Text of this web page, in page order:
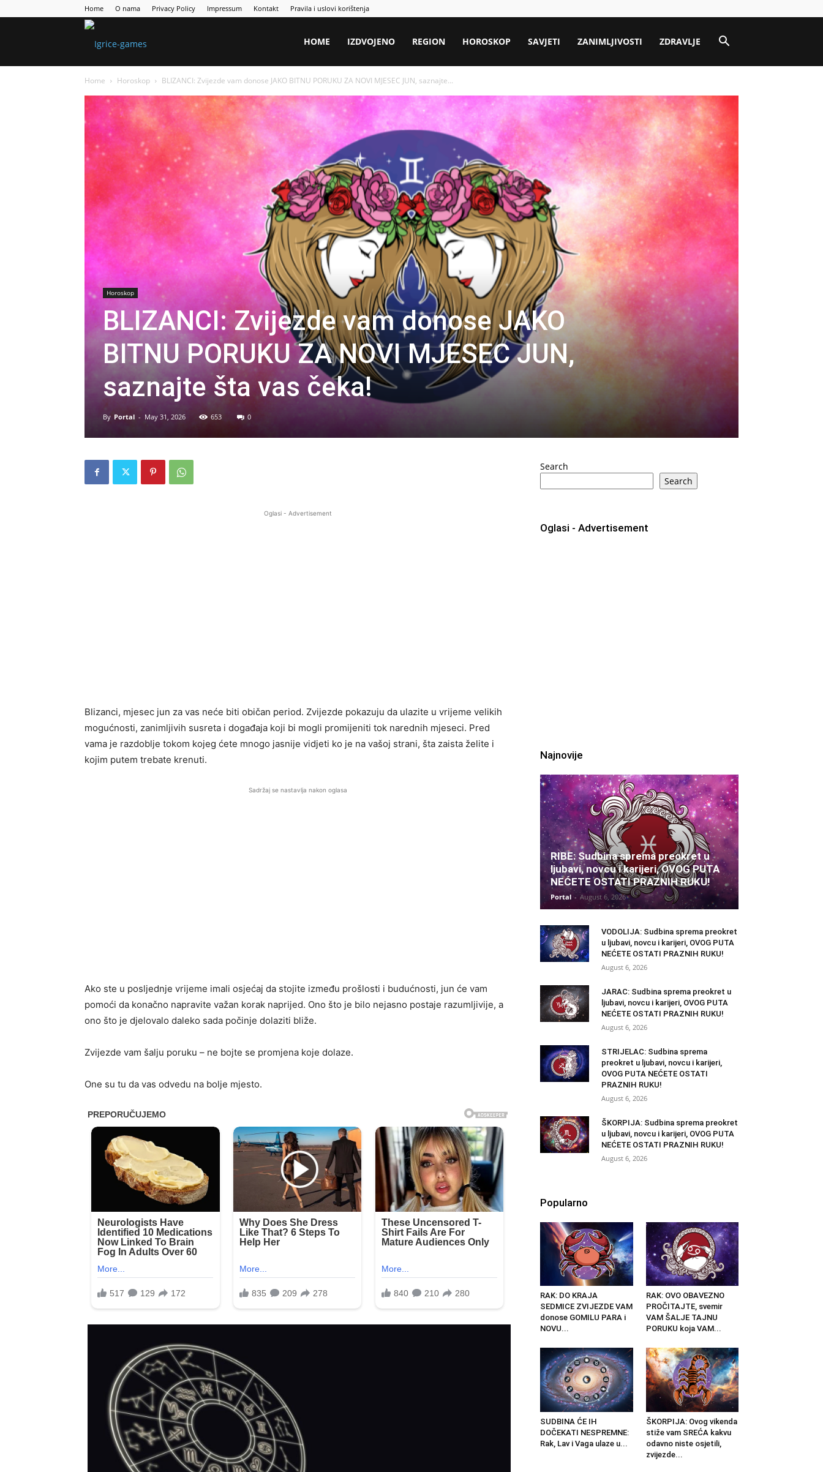
Home O nama Privacy Policy Impressum Kontakt Pravila i uslovi korištenja
HOME IZDVOJENO REGION HOROSKOP SAVJETI ZANIMLJIVOSTI ZDRAVLJE
Home Horoskop BLIZANCI: Zvijezde vam donose JAKO BITNU PORUKU ZA NOVI MJESEC JUN, saznajte...
Horoskop
BLIZANCI: Zvijezde vam donose JAKO
BITNU PORUKU ZA NOVI MJESEC JUN,
saznajte šta vas čeka!
By Portal - May 31, 2026 653 0
Oglasi - Advertisement
Blizanci, mjesec jun za vas neće biti običan period. Zvijezde pokazuju da ulazite u vrijeme velikih
mogućnosti, zanimljivih susreta i događaja koji bi mogli promijeniti tok narednih mjeseci. Pred
vama je razdoblje tokom kojeg ćete mnogo jasnije vidjeti ko je na vašoj strani, šta zaista želite i
kojim putem trebate krenuti.
Sadržaj se nastavlja nakon oglasa
Ako ste u posljednje vrijeme imali osjećaj da stojite između prošlosti i budućnosti, jun će vam
pomoći da konačno napravite važan korak naprijed. Ono što je bilo nejasno postaje razumljivije, a
ono što je djelovalo daleko sada počinje dolaziti bliže.
Zvijezde vam šalju poruku – ne bojte se promjena koje dolaze.
One su tu da vas odvedu na bolje mjesto.
Search
Search
Oglasi - Advertisement
Najnovije
RIBE: Sudbina sprema preokret u
ljubavi, novcu i karijeri, OVOG PUTA
NEĆETE OSTATI PRAZNIH RUKU!
Portal - August 6, 2026
VODOLIJA: Sudbina sprema preokret
u ljubavi, novcu i karijeri, OVOG PUTA
NEĆETE OSTATI PRAZNIH RUKU!
August 6, 2026
JARAC: Sudbina sprema preokret u
ljubavi, novcu i karijeri, OVOG PUTA
NEĆETE OSTATI PRAZNIH RUKU!
August 6, 2026
STRIJELAC: Sudbina sprema
preokret u ljubavi, novcu i karijeri,
OVOG PUTA NEĆETE OSTATI
PRAZNIH RUKU!
August 6, 2026
ŠKORPIJA: Sudbina sprema preokret
u ljubavi, novcu i karijeri, OVOG PUTA
NEĆETE OSTATI PRAZNIH RUKU!
August 6, 2026
Popularno
RAK: DO KRAJA
SEDMICE ZVIJEZDE VAM
donose GOMILU PARA i
NOVU...
RAK: OVO OBAVEZNO
PROČITAJTE, svemir
VAM ŠALJE TAJNU
PORUKU koja VAM...
SUDBINA ĆE IH
DOČEKATI NESPREMNE:
Rak, Lav i Vaga ulaze u...
ŠKORPIJA: Ovog vikenda
stiže vam SREĆA kakvu
odavno niste osjetili,
zvijezde...